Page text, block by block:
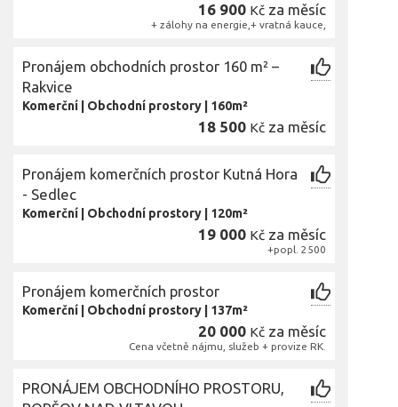
16 900 Kč za měsíc
+ zálohy na energie,+ vratná kauce,
Pronájem obchodních prostor 160 m² –
Rakvice
Komerční Obchodní prostory 160m²
18 500 Kč za měsíc
Pronájem komerčních prostor Kutná Hora
- Sedlec
Komerční Obchodní prostory 120m²
19 000 Kč za měsíc
+popl. 2500
Pronájem komerčních prostor
Komerční Obchodní prostory 137m²
20 000 Kč za měsíc
Cena včetně nájmu, služeb + provize RK.
PRONÁJEM OBCHODNÍHO PROSTORU,